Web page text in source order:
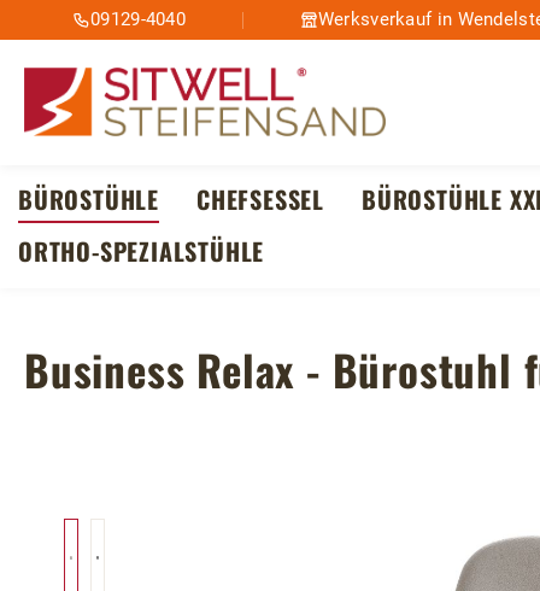
Hauptinhalt springen
Zur Suche springen
Zur Hauptnavigation springen
09129-4040 Werksverkauf in
BÜROSTÜHLE CHEFSESSEL BÜROSTÜHLE
ORTHO-SPEZIALSTÜHLE
Business Relax - Bürostuhl